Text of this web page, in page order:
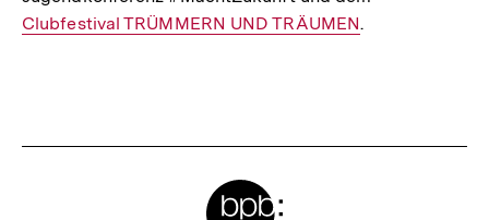
Clubfestival TRÜMMERN UND TRÄUMEN.